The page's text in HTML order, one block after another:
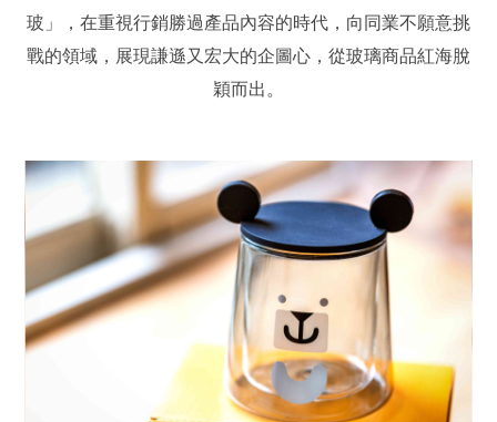
玻」，在重視行銷勝過產品內容的時代，向同業不願意挑
戰的領域，展現謙遜又宏大的企圖心，從玻璃商品紅海脫
穎而出。